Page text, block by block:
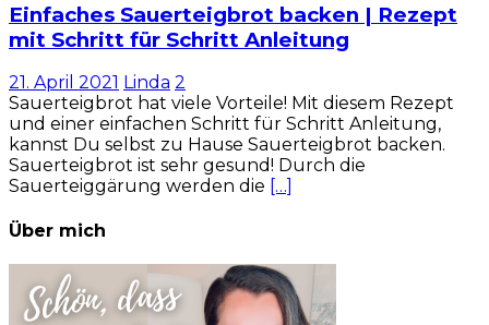
Einfaches Sauerteigbrot backen | Rezept
mit Schritt für Schritt Anleitung
21. April 2021 Linda 2
Sauerteigbrot hat viele Vorteile! Mit diesem Rezept
und einer einfachen Schritt für Schritt Anleitung,
kannst Du selbst zu Hause Sauerteigbrot backen.
Sauerteigbrot ist sehr gesund! Durch die
Sauerteiggärung werden die […]
Über mich